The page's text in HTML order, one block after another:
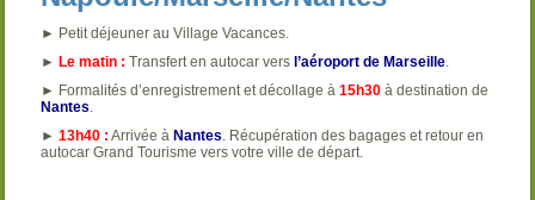
► Petit déjeuner au Village Vacances.
► Le matin : Transfert en autocar vers l’aéroport de Marseille.
► Formalités d’enregistrement et décollage à15h30 à destination de
Nantes.
►13h40 : Arrivée à Nantes. Récupération des bagages et retour en
autocar Grand Tourisme vers votre ville de départ.